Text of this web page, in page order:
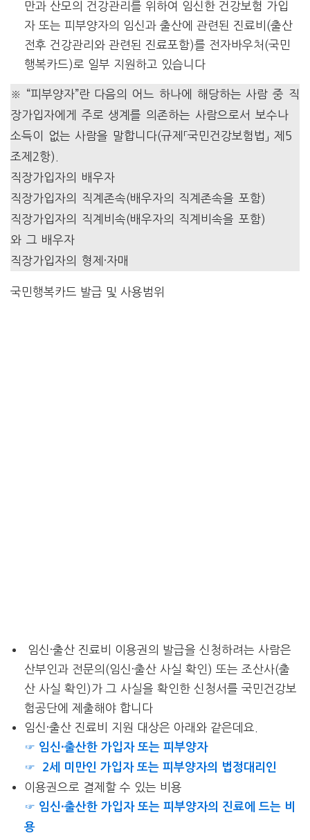
만과 산모의 건강관리를 위하여 임신한 건강보험 가입
자 또는 피부양자의 임신과 출산에 관련된 진료비(출산
전후 건강관리와 관련된 진료포함)를 전자바우처(국민
행복카드)로 일부 지원하고 있습니다
※ “피부양자”란 다음의 어느 하나에 해당하는 사람 중 직
장가입자에게 주로 생계를 의존하는 사람으로서 보수나
소득이 없는 사람을 말합니다(규제「국민건강보험법」 제5
조제2항).
직장가입자의 배우자
직장가입자의 직계존속(배우자의 직계존속을 포함)
직장가입자의 직계비속(배우자의 직계비속을 포함)
와 그 배우자
직장가입자의 형제·자매
국민행복카드 발급 및 사용범위
임신·출산 진료비 이용권의 발급을 신청하려는 사람은
산부인과 전문의(임신·출산 사실 확인) 또는 조산사(출
산 사실 확인)가 그 사실을 확인한 신청서를 국민건강보
험공단에 제출해야 합니다
임신·출산 진료비 지원 대상은 아래와 같은데요.
☞ 임신·출산한 가입자 또는 피부양자
☞ 2세 미만인 가입자 또는 피부양자의 법정대리인
이용권으로 결제할 수 있는 비용
☞ 임신·출산한 가입자 또는 피부양자의 진료에 드는 비
용